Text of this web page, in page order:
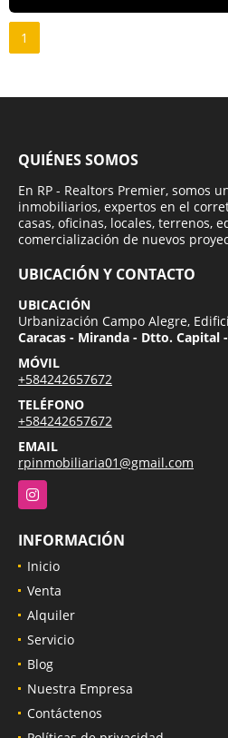
1
QUIÉNES SOMOS
En RP - Realtors Premier, somos
inmobiliarios, expertos en el
casas, oficinas, locales, terrenos,
comercialización de nuevos
UBICACIÓN Y CONTACTO
UBICACIÓN
Urbanización Campo Alegre,
Caracas - Miranda - Dtto. Capital
MÓVIL
+584242657672
TELÉFONO
+584242657672
EMAIL
rpinmobiliaria01@gmail.com
Instagram
INFORMACIÓN
Inicio
Venta
Alquiler
Servicio
Blog
Nuestra Empresa
Contáctenos